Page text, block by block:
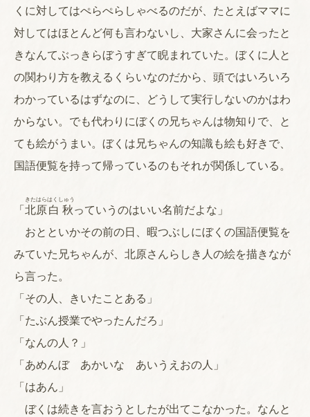
くに対してはぺらぺらしゃべるのだが、たとえばママに
対してはほとんど何も言わないし、大家さんに会ったと
きなんてぶっきらぼうすぎて睨まれていた。ぼくに人と
の関わり方を教えるくらいなのだから、頭ではいろいろ
わかっているはずなのに、どうして実行しないのかはわ
からない。でも代わりにぼくの兄ちゃんは物知りで、と
ても絵がうまい。ぼくは兄ちゃんの知識も絵も好きで、
国語便覧を持って帰っているのもそれが関係している。
「北原
きたはら
白秋
はくしゅう
っていうのはいい名前だよな」
おとといかその前の日、暇つぶしにぼくの国語便覧を
みていた兄ちゃんが、北原さんらしき人の絵を描きなが
ら言った。
「その人、きいたことある」
「たぶん授業でやったんだろ」
「なんの人？」
「あめんぼ あかいな あいうえおの人」
「はあん」
ぼくは続きを言おうとしたが出てこなかった。なんと